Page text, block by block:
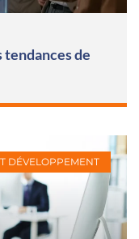
tendances de
DÉVELOPPEMENT